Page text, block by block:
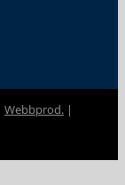
Webbprod. |